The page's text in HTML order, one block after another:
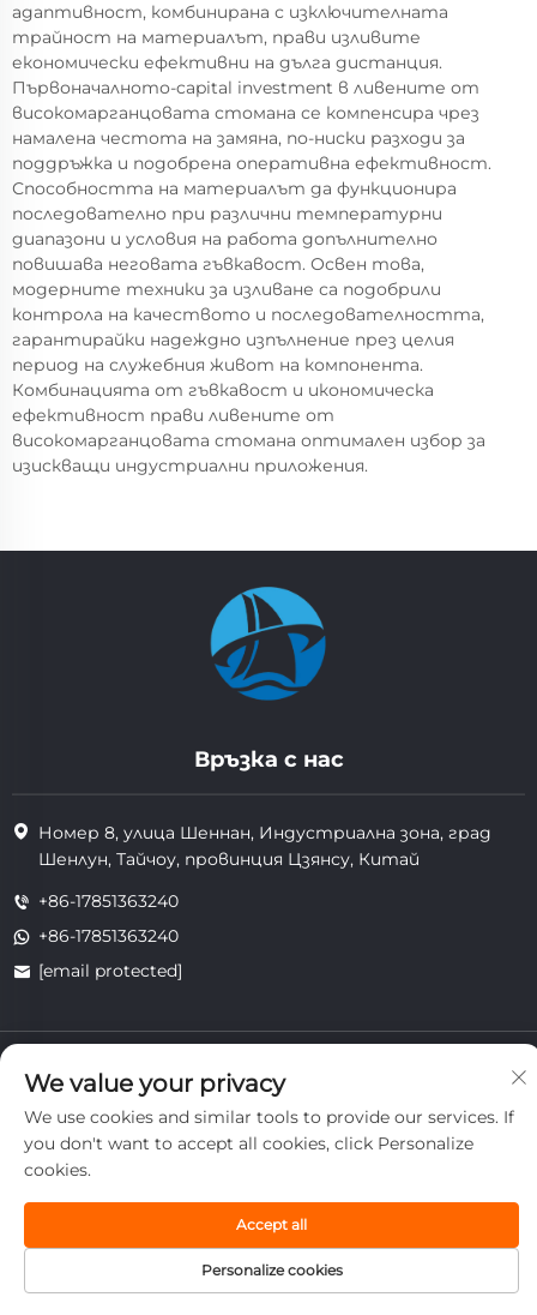
адаптивност, комбинирана с изключителната
трайност на материалът, прави изливите
економически ефективни на дълга дистанция.
Първоначалното-capital investment в ливените от
високомарганцовата стомана се компенсира чрез
намалена честота на замяна, по-ниски разходи за
поддръжка и подобрена оперативна ефективност.
Способността на материалът да функционира
последователно при различни температурни
диапазони и условия на работа допълнително
повишава неговата гъвкавост. Освен това,
модерните техники за изливане са подобрили
контрола на качеството и последователността,
гарантирайки надеждно изпълнение през целия
период на служебния живот на компонента.
Комбинацията от гъвкавост и икономическа
ефективност прави ливените от
високомарганцовата стомана оптимален избор за
изискващи индустриални приложения.
Връзка с нас
Номер 8, улица Шеннан, Индустриална зона, град
Шенлун, Тайчоу, провинция Цзянсу, Китай
+86-17851363240
+86-17851363240
[email protected]
Heat Resistant Technology Co., Ltd.
We value your privacy
We use cookies and similar tools to provide our services. If
you don't want to accept all cookies, click Personalize
cookies.
Personalize cookies
Accept all